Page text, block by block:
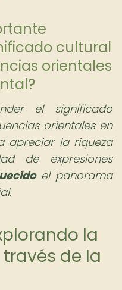
cultural
orientales
el significado
orientales en
apreciar la riqueza
de expresiones
el panorama
la
de la